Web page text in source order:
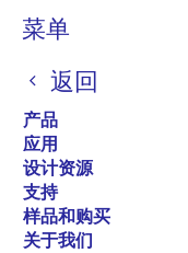
菜单
返回
产品
应用
设计资源
支持
样品和购买
关于我们
面
屑
Stacks
跳转至页面部分：